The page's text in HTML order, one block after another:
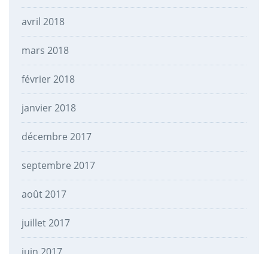
avril 2018
mars 2018
février 2018
janvier 2018
décembre 2017
septembre 2017
août 2017
juillet 2017
juin 2017